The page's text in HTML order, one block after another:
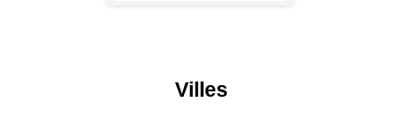
Architecte DPLG Luynes
Villes